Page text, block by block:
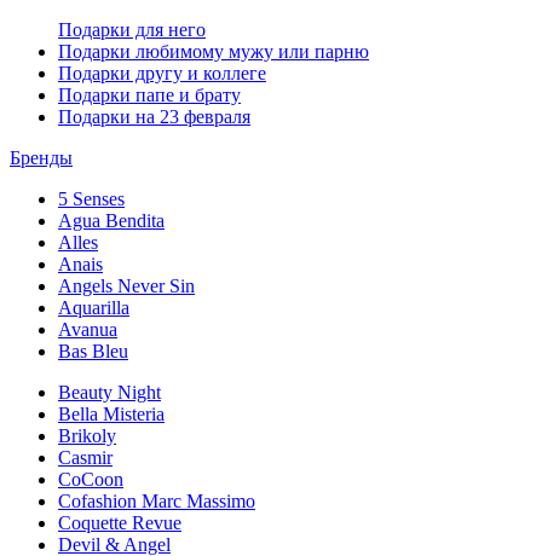
Подарки для него
Подарки любимому мужу или парню
Подарки другу и коллеге
Подарки папе и брату
Подарки на 23 февраля
Бренды
5 Senses
Agua Bendita
Alles
Anais
Angels Never Sin
Aquarilla
Avanua
Bas Bleu
Beauty Night
Bella Misteria
Brikoly
Casmir
CoCoon
Cofashion Marc Massimo
Coquette Revue
Devil & Angel